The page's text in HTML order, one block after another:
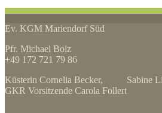
Ev. KGM Mariendorf Süd
Pfr. Michael Bolz
+49 172 721 79 86
Küsterin Cornelia Becker, Sabine
GKR Vorsitzende Carola Follert